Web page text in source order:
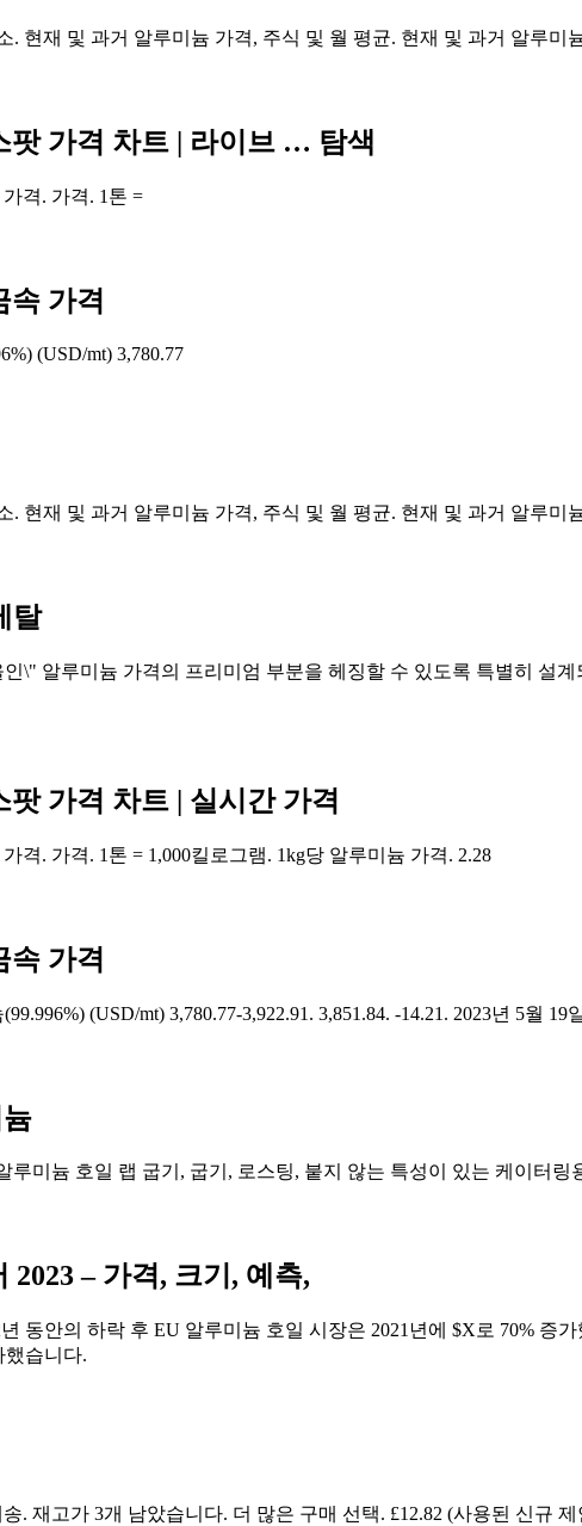
. 현재 및 과거 알루미늄 가격, 주식 및 월 평균. 현재 및 과거 알루미
팟 가격 차트 | 라이브 … 탐색
격. 가격. 1톤 =
속 가격
(USD/mt) 3,780.77
. 현재 및 과거 알루미늄 가격, 주식 및 월 평균. 현재 및 과거 알루미
탈
\" 알루미늄 가격의 프리미엄 부분을 헤징할 수 있도록 특별히 설
가격 차트 | 실시간 가격
격. 가격. 1톤 = 1,000킬로그램. 1kg당 알루미늄 가격. 2.28
속 가격
(USD/mt) 3,780.77-3,922.91. 3,851.84. -14.21. 2023년 5월
미늄 호일 랩 굽기, 굽기, 로스팅, 붙지 않는 특성이 있는 케이터링
– 가격, 크기, 예측,
동안의 하락 후 EU 알루미늄 호일 시장은 2021년에 $X로 70% 증
했습니다.
. 재고가 3개 남았습니다. 더 많은 구매 선택. £12.82 (사용된 신규